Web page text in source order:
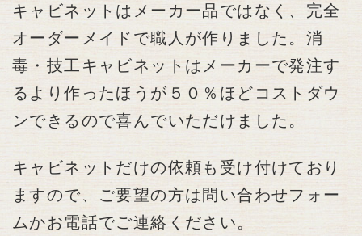
キャビネットはメーカー品ではなく、完全
オーダーメイドで職人が作りました。消
毒・技工キャビネットはメーカーで発注す
るより作ったほうが５０％ほどコストダウ
ンできるので喜んでいただけました。
キャビネットだけの依頼も受け付けており
ますので、ご要望の方は問い合わせフォー
ムかお電話でご連絡ください。